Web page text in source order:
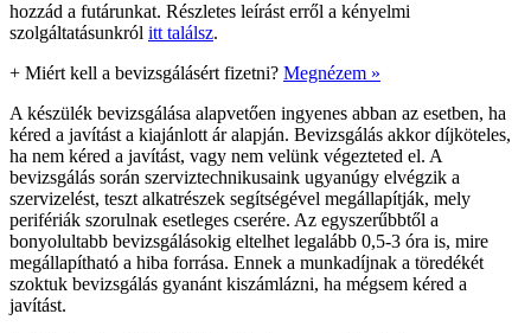
hozzád a futárunkat. Részletes leírást erről a kényelmi
szolgáltatásunkról itt találsz.
+ Miért kell a bevizsgálásért fizetni? Megnézem »
A készülék bevizsgálása alapvetően ingyenes abban az esetben, ha
kéred a javítást a kiajánlott ár alapján. Bevizsgálás akkor díjköteles,
ha nem kéred a javítást, vagy nem velünk végezteted el. A
bevizsgálás során szerviztechnikusaink ugyanúgy elvégzik a
szervizelést, teszt alkatrészek segítségével megállapítják, mely
perifériák szorulnak esetleges cserére. Az egyszerűbbtől a
bonyolultabb bevizsgálásokig eltelhet legalább 0,5-3 óra is, mire
megállapítható a hiba forrása. Ennek a munkadíjnak a töredékét
szoktuk bevizsgálás gyanánt kiszámlázni, ha mégsem kéred a
javítást.